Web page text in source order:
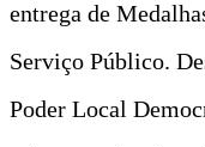
entrega de
Serviço Público.
Poder Local